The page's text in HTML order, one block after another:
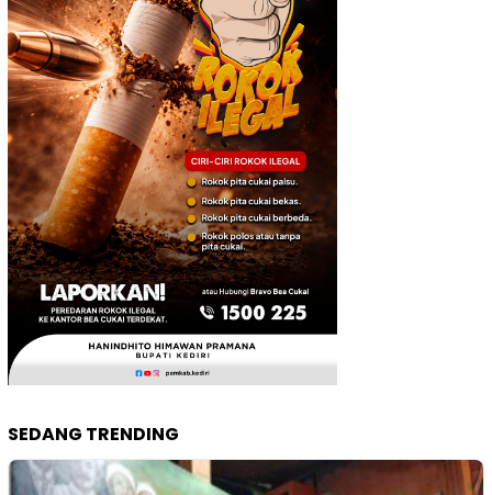
SEDANG TRENDING